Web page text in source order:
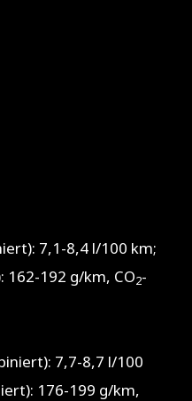
7,1-8,4 l/100 km;
162-192 g/km, CO2-
7,7-8,7 l/100
176-199 g/km,